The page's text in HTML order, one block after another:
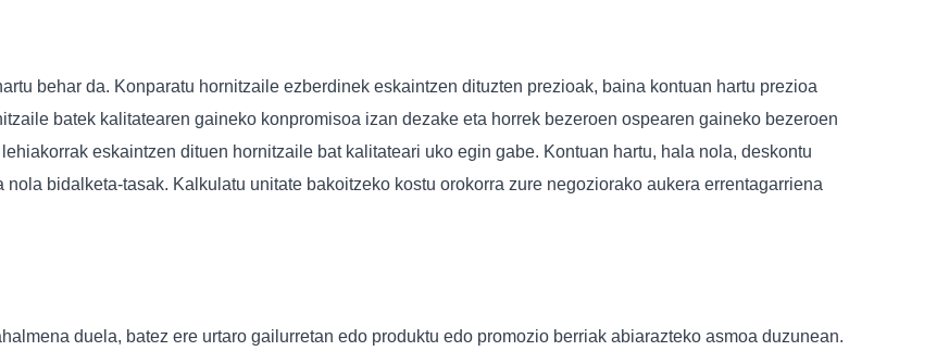
behar da. Konparatu hornitzaile ezberdinek eskaintzen dituzten prezioak, baina kontuan hartu prezioa
batek kalitatearen gaineko konpromisoa izan dezake eta horrek bezeroen ospearen gaineko bezeroen
eskaintzen dituen hornitzaile bat kalitateari uko egin gabe. Kontuan hartu, hala nola, deskontu
bidalketa-tasak. Kalkulatu unitate bakoitzeko kostu orokorra zure negoziorako aukera errentagarriena
duela, batez ere urtaro gailurretan edo produktu edo promozio berriak abiarazteko asmoa duzunean.